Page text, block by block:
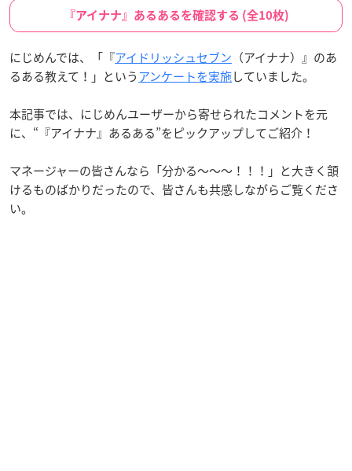
『アイナナ』あるあるを確認する (全10枚)
にじめんでは、「『アイドリッシュセブン （アイナナ）』のあ
るある教えて！」というアンケートを実施していました。
本記事では、にじめんユーザーから寄せられたコメントを元
に、“『アイナナ』あるある”をピックアップしてご紹介！
マネージャーの皆さんなら「分かる～～～！！！」と大きく頷
けるものばかりだったので、皆さんも共感しながらご覧くださ
い。